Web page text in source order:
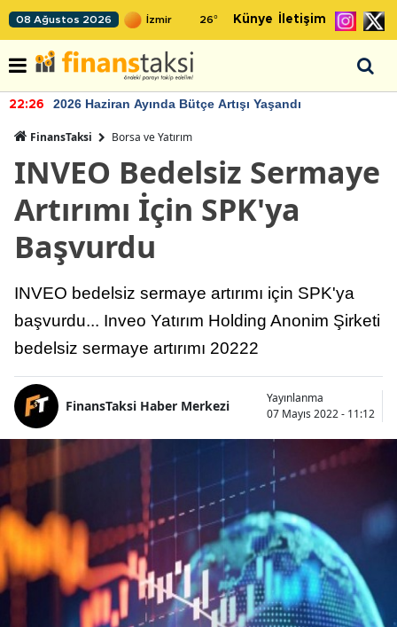
08 Ağustos 2026 26° Künye İletişim
22:26 2026 Haziran Ayında Bütçe Artışı Yaşandı
FinansTaksi Borsa ve Yatırım
INVEO Bedelsiz Sermaye
Artırımı İçin SPK'ya
Başvurdu
INVEO bedelsiz sermaye artırımı için SPK'ya
başvurdu... Inveo Yatırım Holding Anonim Şirketi
bedelsiz sermaye artırımı 20222
FinansTaksi Haber Merkezi
Yayınlanma
07 Mayıs 2022 - 11:12